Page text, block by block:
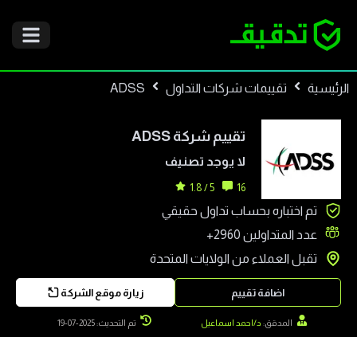
الرئيسية تقييمات شركات التداول ADSS
تقييم شركة ADSS
لا يوجد تصنيف
16
5 / 1.8
تم اختباره بحساب تداول حقيقي
عدد المتداولين 2960+
تقبل العملاء من الولايات المتحدة
زيارة موقع الشركة اضافة تقييم
المدقق: د/احمد اسماعيل تم التحديث: 2025-07-19